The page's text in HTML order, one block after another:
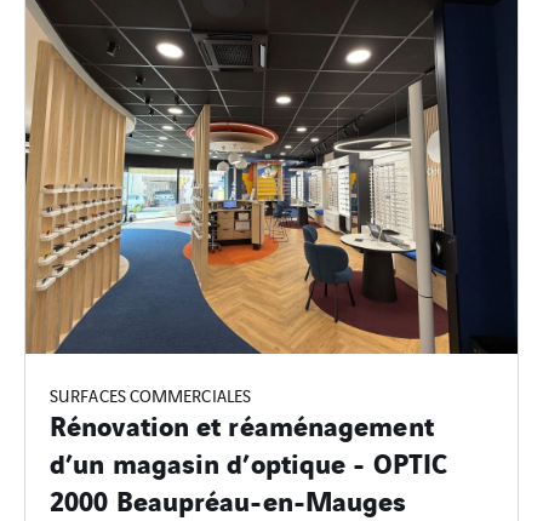
SURFACES COMMERCIALES
Rénovation et réaménagement
d’un magasin d’optique - OPTIC
2000 Beaupréau-en-Mauges